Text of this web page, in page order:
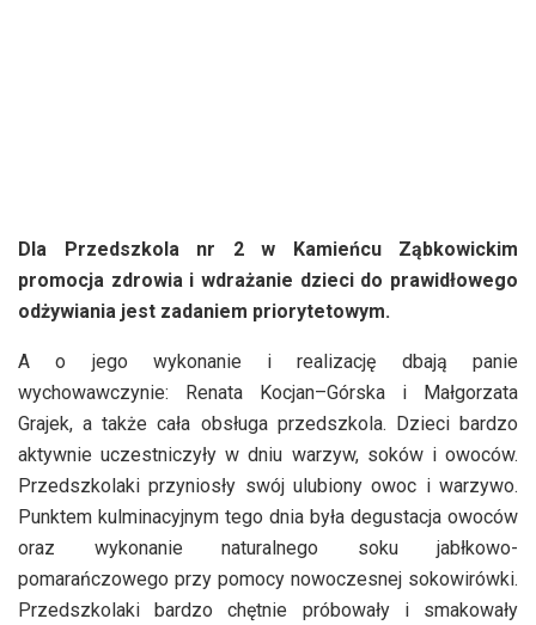
Dla Przedszkola nr 2 w Kamieńcu Ząbkowickim
promocja zdrowia i wdrażanie dzieci do prawidłowego
odżywiania jest zadaniem priorytetowym.
A o jego wykonanie i realizację dbają panie
wychowawczynie: Renata Kocjan–Górska i Małgorzata
Grajek, a także cała obsługa przedszkola. Dzieci bardzo
aktywnie uczestniczyły w dniu warzyw, soków i owoców.
Przedszkolaki przyniosły swój ulubiony owoc i warzywo.
Punktem kulminacyjnym tego dnia była degustacja owoców
oraz wykonanie naturalnego soku jabłkowo-
pomarańczowego przy pomocy nowoczesnej sokowirówki.
Przedszkolaki bardzo chętnie próbowały i smakowały